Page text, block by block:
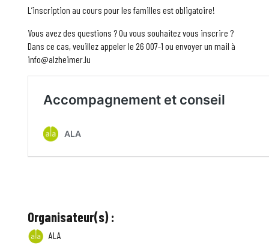
L’inscription au cours pour les familles est obligatoire!
Vous avez des questions ? Ou vous souhaitez vous inscrire ?
Dans ce cas, veuillez appeler le 26 007-1 ou envoyer un mail à
info@alzheimer.lu
Organisateur(s) :
ALA